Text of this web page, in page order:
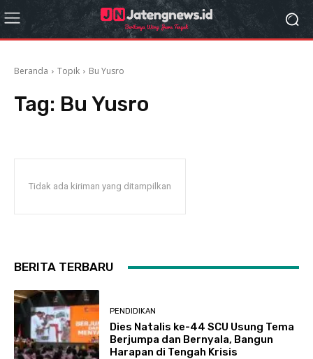
Beranda Topik Bu Yusro
Tag: Bu Yusro
Tidak ada kiriman yang ditampilkan
BERITA TERBARU
PENDIDIKAN
Dies Natalis ke-44 SCU Usung Tema
Berjumpa dan Bernyala, Bangun
Harapan di Tengah Krisis